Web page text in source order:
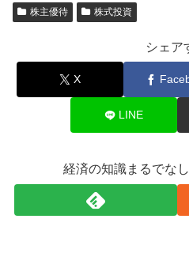
株主優待 株式投資
シェア
X
LINE
経済の知識まるでな